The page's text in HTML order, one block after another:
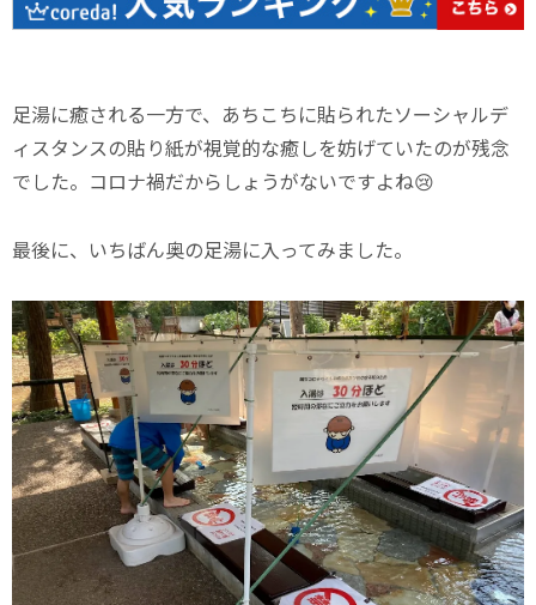
足湯に癒される一方で、あちこちに貼られたソーシャルデ
ィスタンスの貼り紙が視覚的な癒しを妨げていたのが残念
でした。コロナ禍だからしょうがないですよね😢
最後に、いちばん奥の足湯に入ってみました。